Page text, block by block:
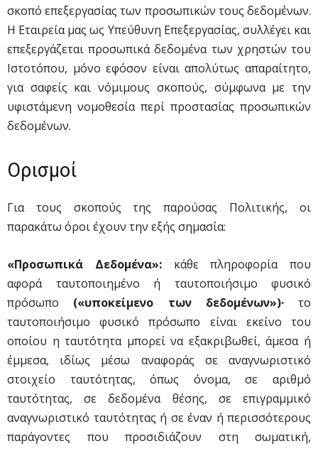
σκοπό επεξεργασίας των προσωπικών τους δεδομένων.
Η Εταιρεία μας ως Υπεύθυνη Επεξεργασίας, συλλέγει και
επεξεργάζεται προσωπικά δεδομένα των χρηστών του
Ιστοτόπου, μόνο εφόσον είναι απολύτως απαραίτητο,
για σαφείς και νόμιμους σκοπούς, σύμφωνα με την
υφιστάμενη νομοθεσία περί προστασίας προσωπικών
δεδομένων.
Ορισμοί
Για τους σκοπούς της παρούσας Πολιτικής, οι
παρακάτω όροι έχουν την εξής σημασία:
«Προσωπικά Δεδομένα»:κάθε πληροφορία που
αφορά ταυτοποιημένο ή ταυτοποιήσιμο φυσικό
πρόσωπο («υποκείμενο των δεδομένων»)·το
ταυτοποιήσιμο φυσικό πρόσωπο είναι εκείνο του
οποίου η ταυτότητα μπορεί να εξακριβωθεί, άμεσα ή
έμμεσα, ιδίως μέσω αναφοράς σε αναγνωριστικό
στοιχείο ταυτότητας, όπως όνομα, σε αριθμό
ταυτότητας, σε δεδομένα θέσης, σε επιγραμμικό
αναγνωριστικό ταυτότητας ή σε έναν ή περισσότερους
παράγοντες που προσιδιάζουν στη σωματική,